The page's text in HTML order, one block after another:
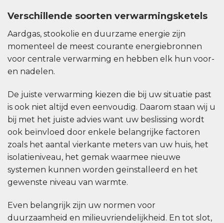
Verschillende soorten verwarmingsketels
Aardgas, stookolie en duurzame energie zijn
momenteel de meest courante energiebronnen
voor centrale verwarming en hebben elk hun voor-
en nadelen.
De juiste verwarming kiezen die bij uw situatie past
is ook niet altijd even eenvoudig. Daarom staan wij u
bij met het juiste advies want uw beslissing wordt
ook beïnvloed door enkele belangrijke factoren
zoals het aantal vierkante meters van uw huis, het
isolatieniveau, het gemak waarmee nieuwe
systemen kunnen worden geïnstalleerd en het
gewenste niveau van warmte.
Even belangrijk zijn uw normen voor
duurzaamheid en milieuvriendelijkheid. En tot slot,